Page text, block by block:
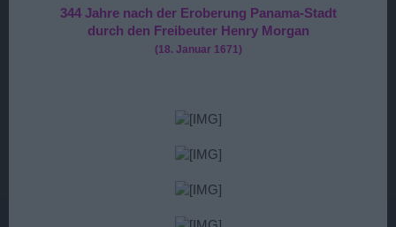
344 Jahre nach der Eroberung Panama-Stadt
durch den Freibeuter Henry Morgan
(18. Januar 1671)